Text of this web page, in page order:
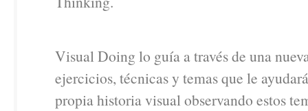
Visual Doing lo guía a través de una
ejercicios, técnicas y temas que le
propia historia visual observando estos